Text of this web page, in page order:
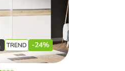
-24%